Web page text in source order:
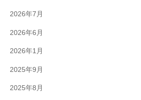
2026年7月
2026年6月
2026年1月
2025年9月
2025年8月